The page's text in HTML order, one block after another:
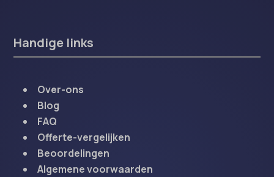
Handige links
Over-ons
Blog
FAQ
Offerte-vergelijken
Beoordelingen
Algemene voorwaarden